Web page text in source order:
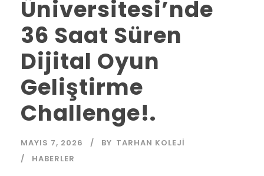
Üniversitesi’nde
36 Saat Süren
Dijital Oyun
Geliştirme
Challenge!.
MAYIS 7, 2026 BY TARHAN KOLEJI
HABERLER